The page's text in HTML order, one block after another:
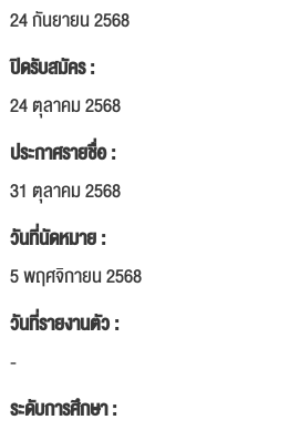
24 กันยายน 2568
ปิดรับสมัคร :
24 ตุลาคม 2568
ประกาศรายชื่อ :
31 ตุลาคม 2568
วันที่นัดหมาย :
5 พฤศจิกายน 2568
วันที่รายงานตัว :
-
ระดับการศึกษา :